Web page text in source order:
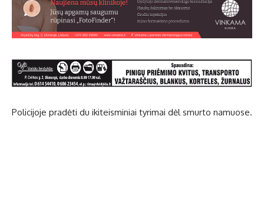
Policijoje pradėti du ikiteisminiai tyrimai dėl smurto namuose.